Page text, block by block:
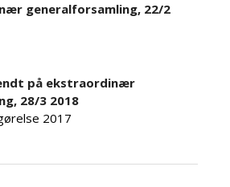
generalforsamling, 22/2
på ekstraordinær
28/3 2018
2017